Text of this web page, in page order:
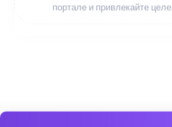
портале и привлекайте